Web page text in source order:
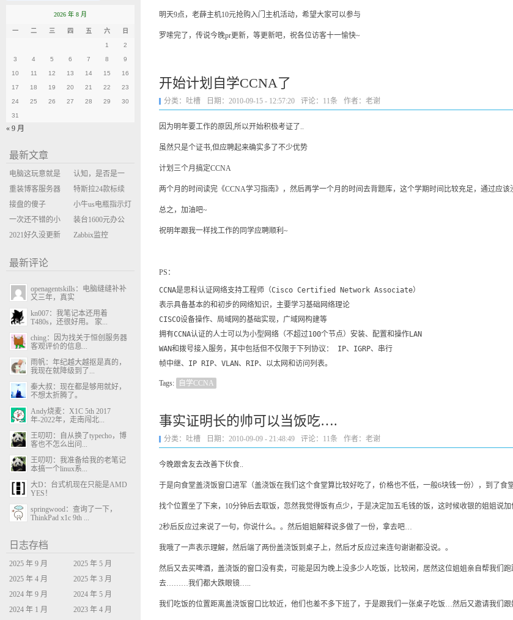
明天9点，老薛主机10元抢购入门主机活动，希望大家可以参与
罗嗦完了，传说今晚pr更新，等更新吧，祝各位访客十一愉快~
开始计划自学CCNA了
分类： 吐槽 日期：2010-09-15 - 12:57:20 评论： 11条 作者：老谢
因为明年要工作的原因,所以开始积极考证了..
虽然只是个证书,但应聘起来确实多了不少优势
计划三个月搞定CCNA
两个月的时间读完《CCNA学习指南》，然后再学一个月的时间去背题库，这个学期时间比较充足，通过应该
总之，加油吧~
祝明年跟我一样找工作的同学应聘顺利~
PS：
CCNA是思科认证网络支持工程师（Cisco Certified Network Associate）
表示具备基本的和初步的网络知识，主要学习基础网络理论
CISCO设备操作、局域网的基础实现，广域网构建等
拥有CCNA认证的人士可以为小型网络（不超过100个节点）安装、配置和操作LAN
WAN和拨号接入服务，其中包括但不仅限于下列协议： IP、IGRP、串行
帧中继、IP RIP、VLAN、RIP、以太网和访问列表。
Tags: 自学CCNA
事实证明长的帅可以当饭吃….
分类： 吐槽 日期：2010-09-09 - 21:48:49 评论： 11条 作者：老谢
今晚跟舍友去改善下伙食..
于是向食堂盖浇饭窗口进军（盖浇饭在我们这个食堂算比较好吃了，价格也不低，一般6块钱一份），到了
找个位置坐了下来，10分钟后去取饭，忽然我觉得饭有点少，于是决定加五毛钱的饭，这时候收银的姐姐
2秒后反应过来说了一句，你说什么。。然后姐姐解释说多做了一份，拿去吧…
我哦了一声表示理解，然后端了两份盖浇饭到桌子上，然后才反应过来连句谢谢都没说。。
然后又去买啤酒，盖浇饭的窗口没有卖，可能是因为晚上没多少人吃饭，比较闲，居然这位姐姐亲自帮我
去………我们都大跌眼镜…..
我们吃饭的位置距离盖浇饭窗口比较近，他们也差不多下班了，于是跟我们一张桌子吃饭…然后又邀请我们
2026 年 8 月
一 二 三 四 五 六 日
1 2
3 4 5 6 7 8 9
10 11 12 13 14 15 16
17 18 19 20 21 22 23
24 25 26 27 28 29 30
31
« 9 月
最新文章
电脑这玩意就是
缝缝补补的事
认知，是否是一
座大山？当架构
决策变成配置清
单比价
重装博客服务器
环境
特斯拉24款标续
Model Y 2万公里
使用体验
接盘的傻子
小牛us电瓶指示灯
闪三次不上电
一次还不错的小
米售后体验
装台1600元办公
主机
2021好久没更新
Zabbix监控
最新评论
openagentskills：电脑缝缝补补
又三年，真实
kn007：我笔记本还用着
T480s，还很好用。 家...
ching：因为找关于恒创服务器
客观评价的信息...
雨帆：年纪越大越抠是真的，
我现在就降级到了...
秦大叔：现在都是够用就好，
不想太折腾了。
Andy烧麦：X1C 5th 2017
年-2022年，走南闯北...
王叨叨：自从换了typecho，博
客也不怎么出问...
王叨叨：我准备给我的老笔记
本搞一个linux系...
大D：台式机现在只能是AMD
YES！
springwood：查询了一下，
ThinkPad x1c 9th ...
日志存档
2025 年 9 月
2025 年 5 月
2025 年 4 月
2025 年 3 月
2024 年 9 月
2024 年 5 月
2024 年 1 月
2023 年 4 月